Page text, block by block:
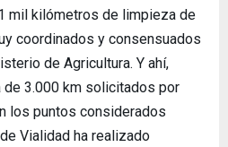
mil kilómetros de limpieza de
coordinados y consensuados
de Agricultura. Y ahí,
3.000 km solicitados por
los puntos considerados
Vialidad ha realizado